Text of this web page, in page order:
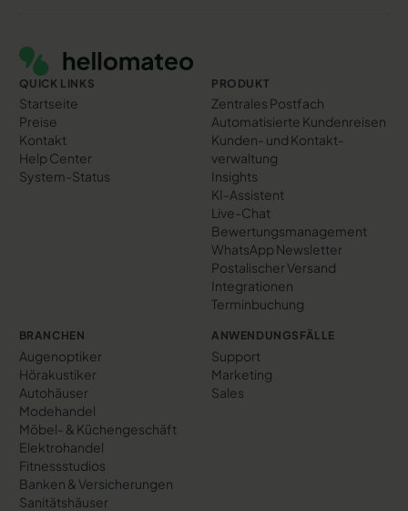
QUICK LINKS
Startseite
Preise
Kontakt
Help Center
System-Status
PRODUKT
Zentrales Postfach
Automatisierte Kundenreisen
Kunden- und Kontakt­
verwaltung
Insights
KI-Assistent
Live-Chat
Bewertungs­management
WhatsApp Newsletter
Postalischer Versand
Integrationen
Terminbuchung
BRANCHEN
Augenoptiker
Hörakustiker
Autohäuser
Modehandel
Möbel- & Küchengeschäft
Elektrohandel
Fitnessstudios
Banken & Versicherungen
Sanitätshäuser
ANWENDUNGSFÄLLE
Support
Marketing
Sales